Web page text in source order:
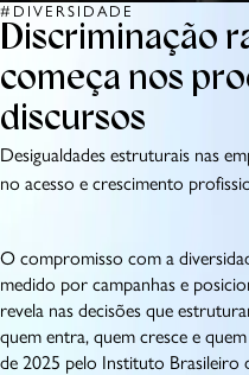
#DIVERSIDADE
Discriminação
começa nos
discursos
Desigualdades estruturais nas
no acesso e crescimento
O compromisso com a
medido por campanhas e
revela nas decisões que
quem entra, quem cresce e
de 2025 pelo Instituto Brasileiro